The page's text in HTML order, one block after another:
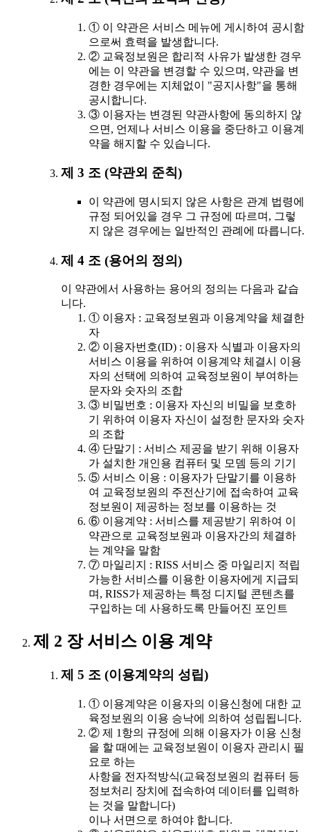
① 이 약관은 서비스 메뉴에 게시하여 공시함
으로써 효력을 발생합니다.
② 교육정보원은 합리적 사유가 발생한 경우
에는 이 약관을 변경할 수 있으며, 약관을 변
경한 경우에는 지체없이 "공지사항"을 통해
공시합니다.
③ 이용자는 변경된 약관사항에 동의하지 않
으면, 언제나 서비스 이용을 중단하고 이용계
약을 해지할 수 있습니다.
제 3 조 (약관외 준칙)
이 약관에 명시되지 않은 사항은 관계 법령에
규정 되어있을 경우 그 규정에 따르며, 그렇
지 않은 경우에는 일반적인 관례에 따릅니다.
제 4 조 (용어의 정의)
이 약관에서 사용하는 용어의 정의는 다음과 같습
니다.
① 이용자 : 교육정보원과 이용계약을 체결한
자
② 이용자번호(ID) : 이용자 식별과 이용자의
서비스 이용을 위하여 이용계약 체결시 이용
자의 선택에 의하여 교육정보원이 부여하는
문자와 숫자의 조합
③ 비밀번호 : 이용자 자신의 비밀을 보호하
기 위하여 이용자 자신이 설정한 문자와 숫자
의 조합
④ 단말기 : 서비스 제공을 받기 위해 이용자
가 설치한 개인용 컴퓨터 및 모뎀 등의 기기
⑤ 서비스 이용 : 이용자가 단말기를 이용하
여 교육정보원의 주전산기에 접속하여 교육
정보원이 제공하는 정보를 이용하는 것
⑥ 이용계약 : 서비스를 제공받기 위하여 이
약관으로 교육정보원과 이용자간의 체결하
는 계약을 말함
⑦ 마일리지 : RISS 서비스 중 마일리지 적립
가능한 서비스를 이용한 이용자에게 지급되
며, RISS가 제공하는 특정 디지털 콘텐츠를
구입하는 데 사용하도록 만들어진 포인트
제 2 장 서비스 이용 계약
제 5 조 (이용계약의 성립)
① 이용계약은 이용자의 이용신청에 대한 교
육정보원의 이용 승낙에 의하여 성립됩니다.
② 제 1항의 규정에 의해 이용자가 이용 신청
을 할 때에는 교육정보원이 이용자 관리시 필
요로 하는
사항을 전자적방식(교육정보원의 컴퓨터 등
정보처리 장치에 접속하여 데이터를 입력하
는 것을 말합니다)
이나 서면으로 하여야 합니다.